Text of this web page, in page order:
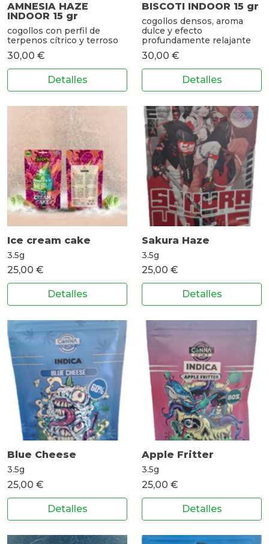
AMNESIA HAZE
INDOOR 15 gr
cogollos con perfil de
terpenos cítrico y terroso
30,00 €
Detalles
BISCOTI INDOOR 15 gr
cogollos densos, aroma
dulce y efecto
profundamente relajante
30,00 €
Detalles
Ice cream cake
3.5g
25,00 €
Detalles
Sakura Haze
3.5g
25,00 €
Detalles
Blue Cheese
3.5g
25,00 €
Detalles
Apple Fritter
3.5g
25,00 €
Detalles